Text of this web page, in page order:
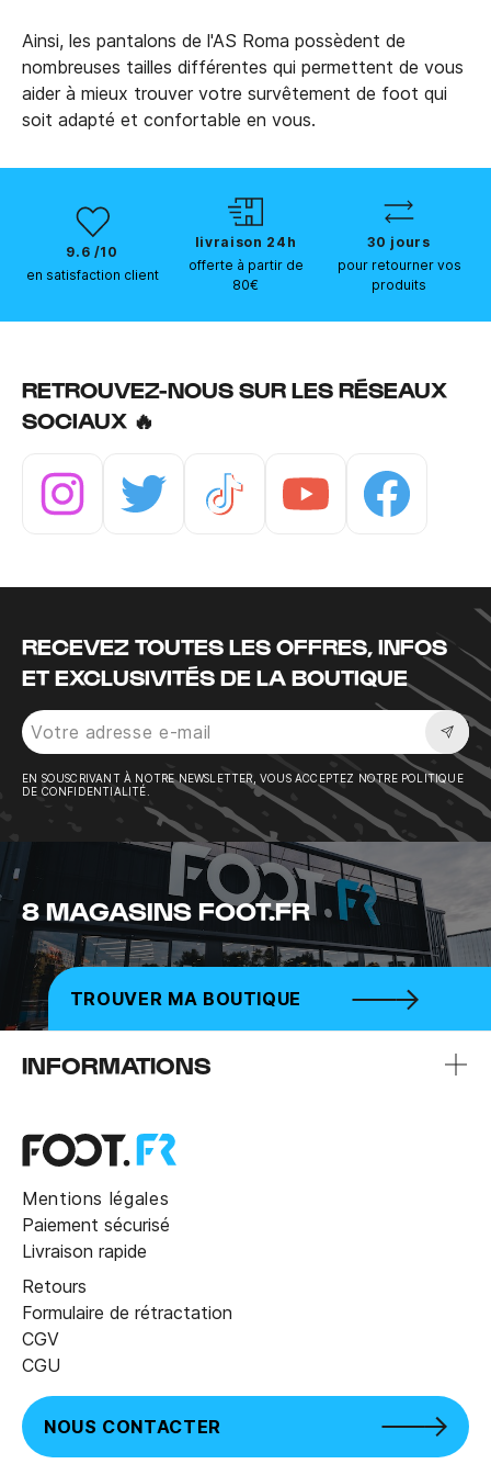
Ainsi, les pantalons de l'AS Roma possèdent de
nombreuses tailles différentes qui permettent de vous
aider à mieux trouver votre survêtement de foot qui
soit adapté et confortable en vous.
9.6 /10
en satisfaction client
livraison 24h
offerte à partir de
80€
30 jours
pour retourner vos
produits
RETROUVEZ-NOUS SUR LES RÉSEAUX
SOCIAUX 🔥
RECEVEZ TOUTES LES OFFRES, INFOS
ET EXCLUSIVITÉS DE LA BOUTIQUE
EN SOUSCRIVANT À NOTRE NEWSLETTER, VOUS ACCEPTEZ NOTRE POLITIQUE
DE CONFIDENTIALITÉ.
8 MAGASINS FOOT.FR
TROUVER MA BOUTIQUE
INFORMATIONS
Mentions légales
Paiement sécurisé
Livraison rapide
Retours
Formulaire de rétractation
CGV
CGU
NOUS CONTACTER